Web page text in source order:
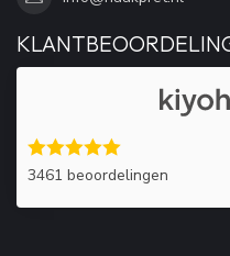
3461 beoordelingen